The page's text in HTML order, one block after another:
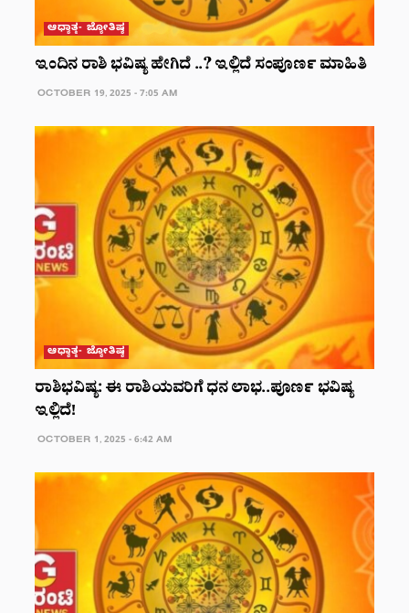
ಆಧ್ಯಾತ್ಮ- ಜ್ಯೋತಿಷ್ಯ
ಇಂದಿನ ರಾಶಿ ಭವಿಷ್ಯ ಹೇಗಿದೆ ..? ಇಲ್ಲಿದೆ ಸಂಪೂರ್ಣ ಮಾಹಿತಿ
OCTOBER 19, 2025 - 7:05 AM
ಆಧ್ಯಾತ್ಮ- ಜ್ಯೋತಿಷ್ಯ
ರಾಶಿಭವಿಷ್ಯ: ಈ ರಾಶಿಯವರಿಗೆ ಧನ ಲಾಭ..ಪೂರ್ಣ ಭವಿಷ್ಯ
ಇಲ್ಲಿದೆ!
OCTOBER 1, 2025 - 6:42 AM